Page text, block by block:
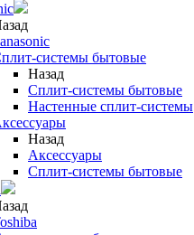
системы бытовые
Назад
Сплит-системы бытовые
Настенные сплит-системы
Назад
Аксессуары
Сплит-системы бытовые